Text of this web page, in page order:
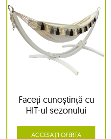
Faceți cunoștință cu
HIT-ul sezonului
ACCESAȚI OFERTA